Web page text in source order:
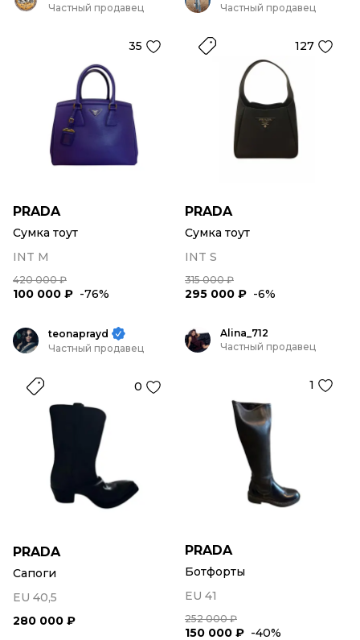
Частный продавец
35
PRADA
Сумка тоут
INT M
420 000 ₽
100 000 ₽ -76%
Частный продавец
127
PRADA
Сумка тоут
INT S
315 000 ₽
295 000 ₽ -6%
teonaprayd
Частный продавец
0
PRADA
Сапоги
EU 40,5
280 000 ₽
Alina_712
Частный продавец
1
PRADA
Ботфорты
EU 41
252 000 ₽
150 000 ₽ -40%